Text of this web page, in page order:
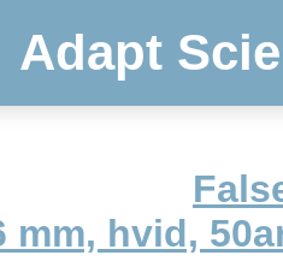
Adapt
mm, hvid,